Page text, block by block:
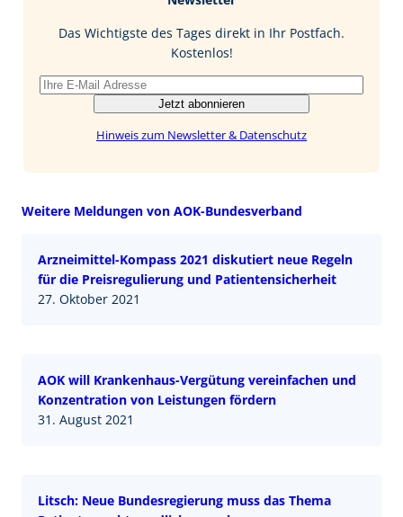
I
Das Wichtigste des Tages direkt in Ihr Postfach.
Kostenlos!
Jetzt abonnieren
Hinweis zum Newsletter & Datenschutz
Weitere Meldungen von AOK-Bundesverband
Arzneimittel-Kompass 2021 diskutiert neue Regeln
für die Preisregulierung und Patientensicherheit
27. Oktober 2021
AOK will Krankenhaus-Vergütung vereinfachen und
Konzentration von Leistungen fördern
31. August 2021
Litsch: Neue Bundesregierung muss das Thema